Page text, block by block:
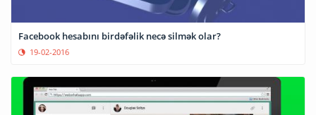
Facebook hesabını birdəfəlik necə silmək olar?
19-02-2016